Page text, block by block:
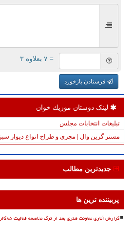
= ۷ بعلاوه ۳
فرستادن بازخورد
لینک دوستان موزیك خوان
تبلیغات انتخابات مجلس
مستر گرین وال | مجری و طراح انواع دیوار سبز
جدیدترین مطالب
پربیننده ترین ها
گزارش آماری معاونت هنری بعد از ترک مخاصمه فعالیت ۸۵گالری و ۴۷ اجرای موسیقی